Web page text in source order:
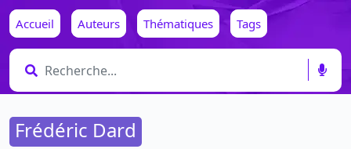
Accueil Auteurs Thématiques Tags
Frédéric Dard